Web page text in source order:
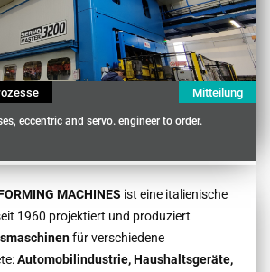
Mitteilung
eccentric and servo. engineer to order.
MACHINES ist eine italienische
1960 projektiert und produziert
für verschiedene
Automobilindustrie, Haushaltsgeräte,